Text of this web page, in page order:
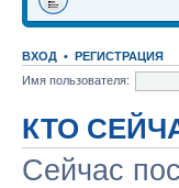
ВХОД • РЕГИСТРАЦИЯ
Имя пользователя:
КТО
Сейчас